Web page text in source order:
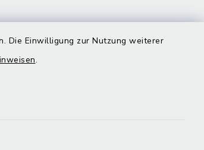
Die Einwilligung zur Nutzung weiterer
.